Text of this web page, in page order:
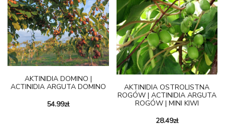
AKTINIDIA DOMINO |
ACTINIDIA ARGUTA DOMINO
54.99zł
AKTINIDIA OSTROLISTNA
ROGÓW | ACTINIDIA ARGUTA
ROGÓW | MINI KIWI
28.49zł